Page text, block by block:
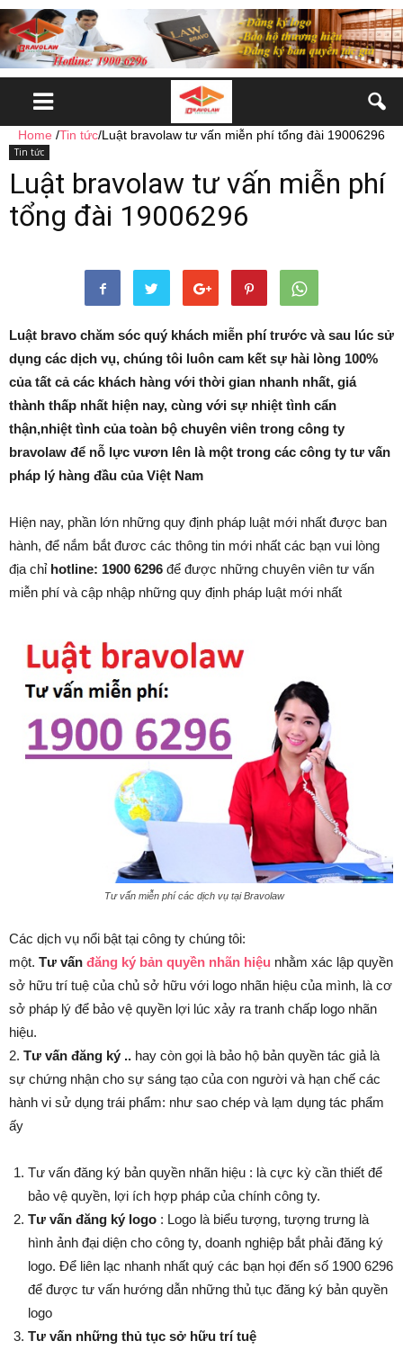
Home /Tin tức/Luật bravolaw tư vấn miễn phí tổng đài 19006296
Tin tức
Luật bravolaw tư vấn miễn phí
tổng đài 19006296
Luật bravo chăm sóc quý khách miễn phí trước và sau lúc sử
dụng các dịch vụ, chúng tôi luôn cam kết sự hài lòng 100%
của tất cả các khách hàng với thời gian nhanh nhất, giá
thành thấp nhất hiện nay, cùng với sự nhiệt tình cẩn
thận,nhiệt tình của toàn bộ chuyên viên trong công ty
bravolaw để nỗ lực vươn lên là một trong các công ty tư vấn
pháp lý hàng đầu của Việt Nam
Hiện nay, phần lớn những quy định pháp luật mới nhất được ban
hành, để nắm bắt đươc các thông tin mới nhất các bạn vui lòng
địa chỉ hotline: 1900 6296 để được những chuyên viên tư vấn
miễn phí và cập nhập những quy định pháp luật mới nhất
Tư vấn miễn phí các dịch vụ tại Bravolaw
Các dịch vụ nổi bật tại công ty chúng tôi:
một. Tư vấn đăng ký bản quyền nhãn hiệu nhằm xác lập quyền
sở hữu trí tuệ của chủ sở hữu với logo nhãn hiệu của mình, là cơ
sở pháp lý để bảo vệ quyền lợi lúc xảy ra tranh chấp logo nhãn
hiệu.
2. Tư vấn đăng ký .. hay còn gọi là bảo hộ bản quyền tác giả là
sự chứng nhận cho sự sáng tạo của con người và hạn chế các
hành vi sử dụng trái phẩm: như sao chép và lạm dụng tác phẩm
ấy
Tư vấn đăng ký bản quyền nhãn hiệu : là cực kỳ cần thiết để
bảo vệ quyền, lợi ích hợp pháp của chính công ty.
Tư vấn đăng ký logo : Logo là biểu tượng, tượng trưng là
hình ảnh đại diện cho công ty, doanh nghiệp bắt phải đăng ký
logo. Để liên lạc nhanh nhất quý các bạn họi đến số 1900 6296
để được tư vấn hướng dẫn những thủ tục đăng ký bản quyền
logo
Tư vấn những thủ tục sở hữu trí tuệ